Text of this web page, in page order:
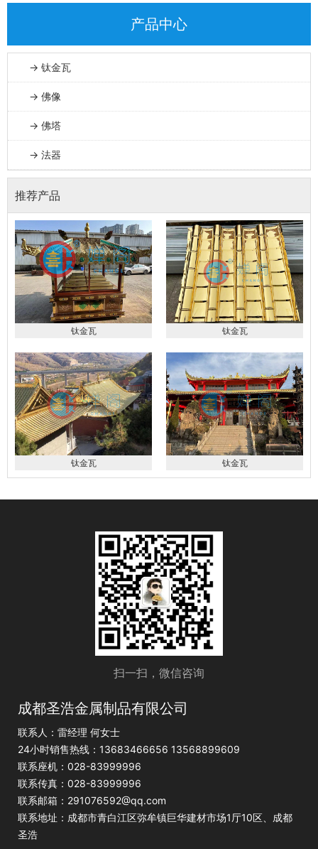
产品中心
→ 钛金瓦
→ 佛像
→ 佛塔
→ 法器
推荐产品
钛金瓦 钛金瓦
钛金瓦 钛金瓦
扫一扫，微信咨询
成都圣浩金属制品有限公司
联系人：雷经理 何女士
24小时销售热线：13683466656 13568899609
联系座机：028-83999996
联系传真：028-83999996
联系邮箱：291076592@qq.com
联系地址：成都市青白江区弥牟镇巨华建材市场1厅10区、成都
圣浩